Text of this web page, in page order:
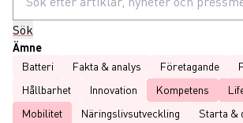
Sök
Ämne
Batteri
Fakta & analys Företagande
Hållbarhet
Innovation Kompetens
Mobilitet
Näringslivsutveckling
Starta &